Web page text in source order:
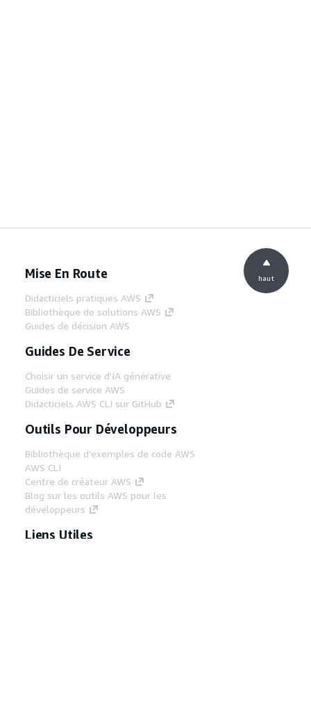
Mise En Route
Didacticiels pratiques AWS
Bibliothèque de solutions AWS
Guides de décision AWS
Guides De Service
Choisir un service d'IA générative
Guides de service AWS
Didacticiels AWS CLI sur GitHub
Outils Pour Développeurs
Bibliothèque d'exemples de code AWS
AWS CLI
Centre de créateur AWS
Blog sur les outils AWS pour les
développeurs
Liens Utiles
haut